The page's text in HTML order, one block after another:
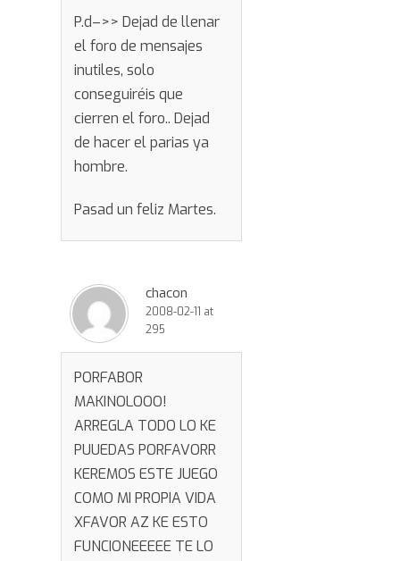
P.d–>> Dejad de llenar
el foro de mensajes
inutiles, solo
conseguiréis que
cierren el foro.. Dejad
de hacer el parias ya
hombre.
Pasad un feliz Martes.
chacon
2008-02-11 at
295
PORFABOR
MAKINOLOOO!
ARREGLA TODO LO KE
PUUEDAS PORFAVORR
KEREMOS ESTE JUEGO
COMO MI PROPIA VIDA
XFAVOR AZ KE ESTO
FUNCIONEEEEE TE LO